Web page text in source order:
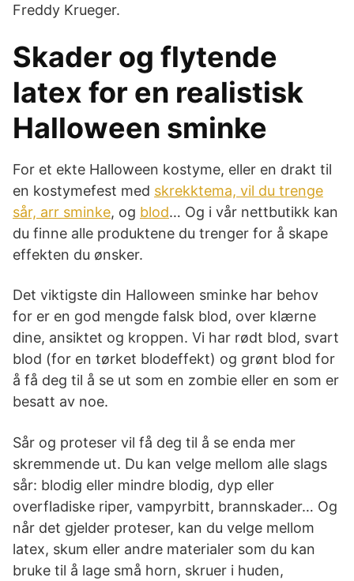
Freddy Krueger.
Skader og flytende
latex for en realistisk
Halloween sminke
For et ekte Halloween kostyme, eller en drakt til
en kostymefest med skrekktema, vil du trenge
sår, arr sminke, og blod… Og i vår nettbutikk kan
du finne alle produktene du trenger for å skape
effekten du ønsker.
Det viktigste din Halloween sminke har behov
for er en god mengde falsk blod, over klærne
dine, ansiktet og kroppen. Vi har rødt blod, svart
blod (for en tørket blodeffekt) og grønt blod for
å få deg til å se ut som en zombie eller en som er
besatt av noe.
Sår og proteser vil få deg til å se enda mer
skremmende ut. Du kan velge mellom alle slags
sår: blodig eller mindre blodig, dyp eller
overfladiske riper, vampyrbitt, brannskader… Og
når det gjelder proteser, kan du velge mellom
latex, skum eller andre materialer som du kan
bruke til å lage små horn, skruer i huden,